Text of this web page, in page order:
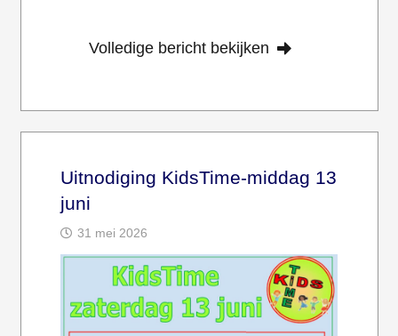
Volledige bericht bekijken
Uitnodiging KidsTime-middag 13
juni
31 mei 2026